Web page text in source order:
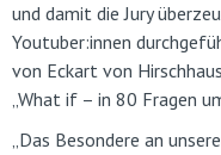
und damit die Jury
Youtuber:innen
von Eckart von
„What if – in 80 Fragen
„Das Besondere an